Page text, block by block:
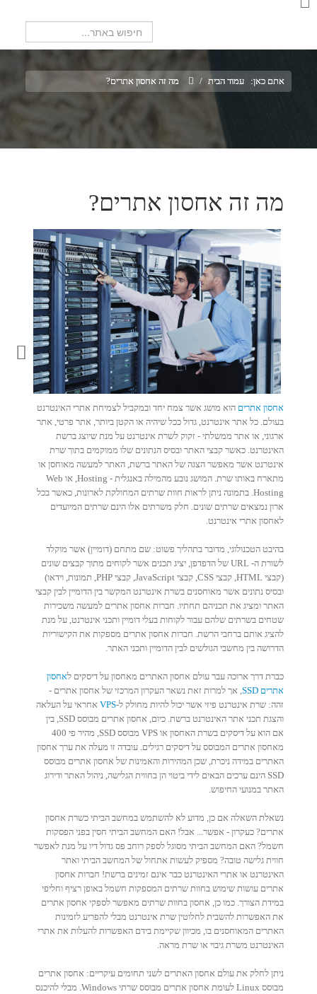
אתם כאן: עמוד הבית / מה זה אחסון אתרים?
מה זה אחסון אתרים?
אחסון אתרים הוא מושג אשר צמח יחד ובמקביל לצמיחת אתרי האינטרנט
בעולם. כל אתר אינטרנט, גדול ככל שיהיה או הקטן ביותר, אתר פרטי, אתר
ארגוני, או אתר ממשלתי - זקוק לשרת אינטרנט על מנת שיוצג ברשת
האינטרנט. כאשר קבצי האתר ובסיס הנתונים שלו ממוקמים בתוך שרת
אינטרנט אשר מאפשר הצגה של האתר ברשת, האתר למעשה מאוחסן או
מתארח באותו שרת. המושג נובע מהמילה באנגלית - Hosting, או Web
Hosting. בתמונה ניתן לראות חוות שרתים המחולקת לארונות, כאשר בכל
ארון נמצאים שרתים שונים. חלק משרתים אלו הינם שרתים המיועדים
לאחסון אתרי אינטרנט.
בהיבט הטכנולוגי, מדובר בתהליך פשוט: שם מתחם (דומיין) אשר מוקלד
לשורת ה- URL של הדפדפן, יציג תכנים אשר לקוחים מתוך קבצים שונים
(קבצי HTML, קבצי CSS, קבצי JavaScript, קבצי PHP, תמונות, וידאו)
ובסיס נתונים אשר מאוחסנים בשרת אינטרנט המקשר בין הדומיין לבין קבצי
האתר ומציג את תכניהם תחתיו. חברות אחסון אתרים למעשה משכירות
שטחים בשרתים שלהם עבור לקוחות בעלי דומיין ותכני אינטרנט, על מנת
להציג אותם ברחבי הרשת. חברות אחסון אתרים מספקות את הקישוריות
הדרושה בין מחשבי הגולשים לבין הדומיין ותכני האתר.
כברת דרך ארוכה עבר עולם אחסון האתרים מאחסון על דיסקים לאחסון
אתרים SSD
, אך למרות זאת נשאר העקרון המרכזי של אחסון אתרים -
זהה: שרת אינטרנט פיזי אשר יכול להיות מחולק ל-VPSאחראי על העלאה
והצגת תכני אתר האינטרנט ברשת. כיום, אחסון אתרים מבוסס SSD, בין
אם הוא על דיסקים בשרת האחסון או VPS מבוסס SSD, מהיר פי 400
מאחסון אתרים המבוסס על דיסקים רגילים. עובדה זו מעלה את ערך אחסון
האתרים במידה ניכרת, שכן המהירות והאמינות של אחסון אתרים מבוסס
SSD הינם ערכים הבאים לידי ביטוי הן בחווית הגלישה, ניהול האתר ודירוג
האתר במנועי החיפוש.
נשאלת השאלה אם כן, מדוע לא להשתמש במחשב הביתי כשרת אחסון
אתרים? כעקרון - אפשר... אבל! האם המחשב הביתי חסין בפני הפסקות
חשמל? האם המחשב הביתי מסוגל לספק רוחב פס גדול דיו על מנת לאפשר
חווית גלישה טובה? מספיק לעשות אתחול של המחשב הביתי ואתר
האינטרנט או אתרי האינטרנט כבר אינם זמינים ברשת! חברות אחסון
אתרים עושות שימוש בחוות שרתים המספקות חשמל באופן רציף וחליפי
במידת הצורך. כמו כן, אחסון בחוות שרתים מאפשר לספקי אחסון אתרים
את האפשרות להשבית לחלוטין שרת אינטרנט מבלי להפריע לזמינות
האתרים המאוחסנים בו, מכיוון שקיימת בידם האפשרות להעלות את אתרי
האינטרנט משרת גיבוי או שרת מראה.
ניתן לחלק את עולם אחסון האתרים לשני תחומים עיקריים: אחסון אתרים
מבוסס Linux לעומת אחסון אתרים מבוסס שרתי Windows. מבלי להיכנס